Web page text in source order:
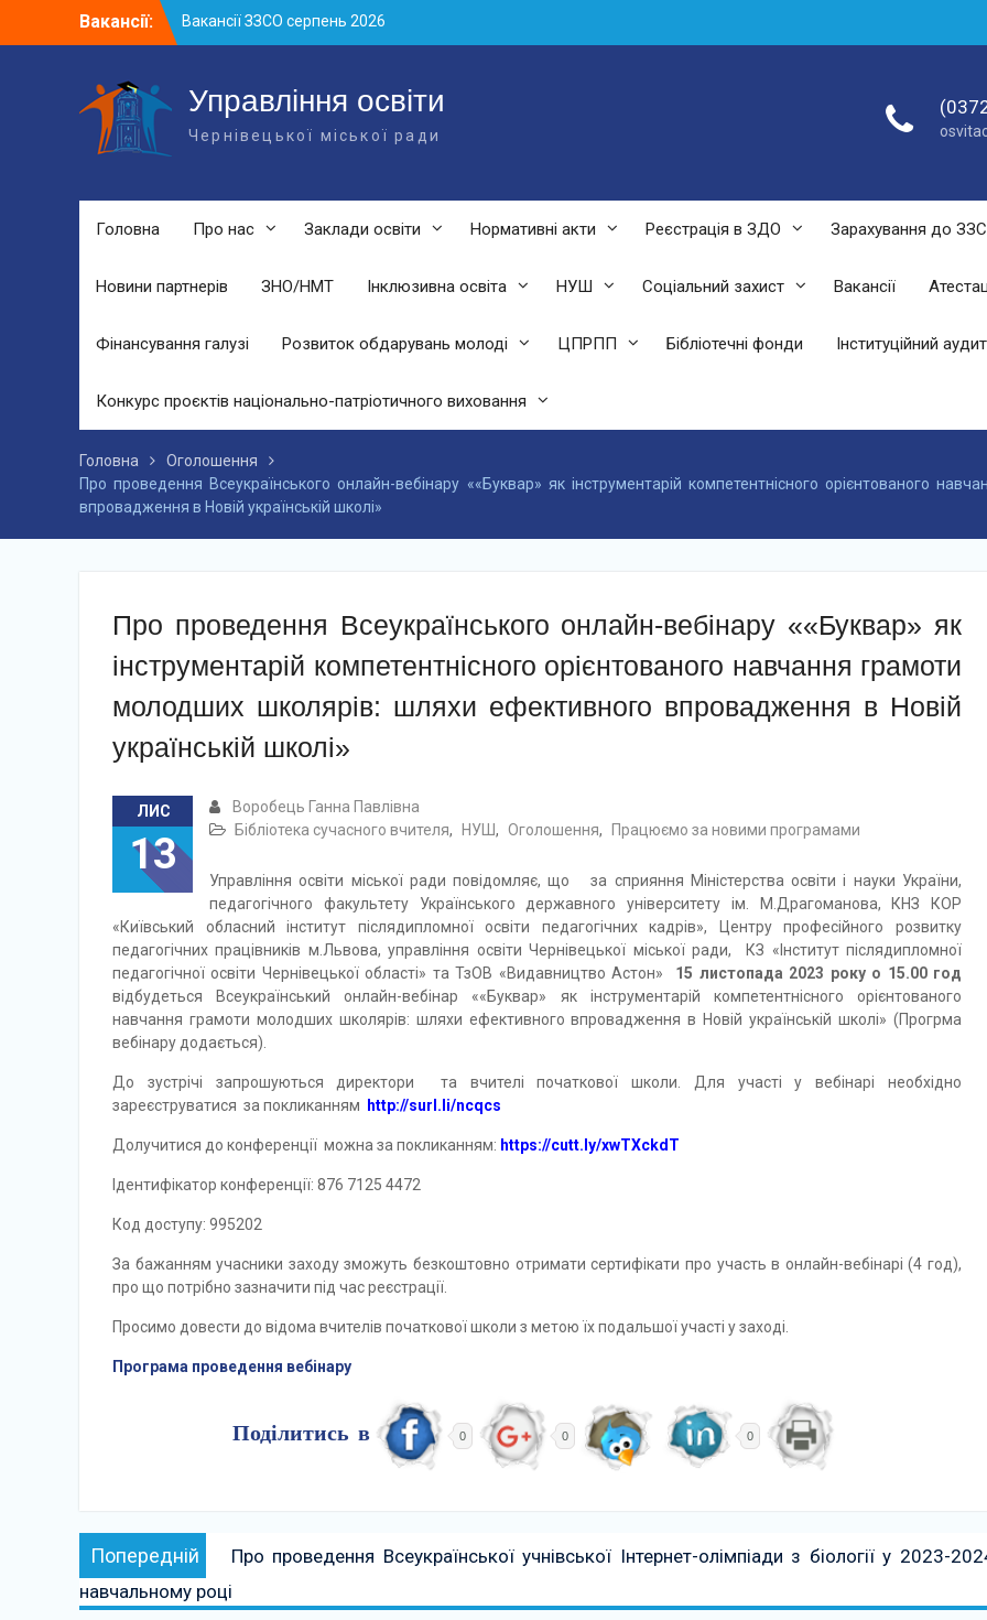
Вакансії:
Вакансії ЗЗСО серпень 2026
Вакансії ЗЗСО червень 2026
підрозділах ЗЗСО станом на 01.08.2026
р.Управління освіти
Чернівецької міської ради
Головна Про нас Заклади освіти Нормативні акти Реєстрація в ЗДО Зарахування до
Новини партнерів ЗНО/НМТ Інклюзивна освіта НУШ Соціальний захист Вакансії
Фінансування галузі Розвиток обдарувань молоді ЦПРПП Бібліотечні фонди Інституційний аудит
Конкурс проєктів національно-патріотичного виховання
Головна
Оголошення
Про проведення Всеукраїнського онлайн-вебінару ««Буквар» як інструментарій компетентнісного орієнтованого
впровадження в Новій українській школі»
Про проведення Всеукраїнського онлайн-вебінару ««Буквар» як
інструментарій компетентнісного орієнтованого навчання грамоти
молодших школярів: шляхи ефективного впровадження в Новій
українській школі»
ЛИС
13
Воробець Ганна Павлівна
Бібліотека сучасного вчителя, НУШ , Оголошення, Працюємо за новими програмами
Управління освіти міської ради повідомляє, що за сприяння Міністерства освіти і науки України,
педагогічного факультету Українського державного університету ім. М.Драгоманова, КНЗ КОР
«Київський обласний інститут післядипломної освіти педагогічних кадрів», Центру професійного розвитку
педагогічних працівників м.Львова, управління освіти Чернівецької міської ради, КЗ «Інститут післядипломної
педагогічної освіти Чернівецької області» та ТзОВ «Видавництво Астон» 15 листопада 2023 року о 15.00 год
відбудеться Всеукраїнський онлайн-вебінар ««Буквар» як інструментарій компетентнісного орієнтованого
навчання грамоти молодших школярів: шляхи ефективного впровадження в Новій українській школі» (Прогрма
вебінару додається).
До зустрічі запрошуються директори та вчителі початкової школи. Для участі у вебінарі необхідно
зареєструватися за покликанням
http://surl.li/ncqcs
Долучитися до конференції можна за покликанням: https://cutt.ly/xwTXckdT
Ідентифікатор конференції: 876 7125 4472
Код доступу: 995202
За бажанням учасники заходу зможуть безкоштовно отримати сертифікати про участь в онлайн-вебінарі (4 год),
про що потрібно зазначити під час реєстрації.
Просимо довести до відома вчителів початкової школи з метою їх подальшої участі у заході.
Програма проведення вебінару
Поділитись в 0 0 0
Навігація
записів
Попередній Попередній:
Про проведення Всеукраїнської учнівської Інтернет-олімпіади з біології у 2023-
навчальному році